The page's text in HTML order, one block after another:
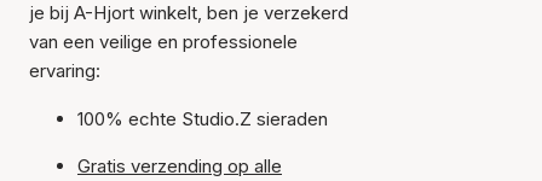
je bij A-Hjort winkelt, ben je verzekerd
van een veilige en professionele
ervaring:
100% echte Studio.Z sieraden
Gratis verzending op alle